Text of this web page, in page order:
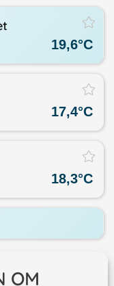
19,6°C
17,4°C
18,3°C
OM